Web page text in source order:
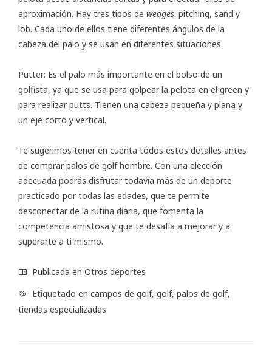
aproximación. Hay tres tipos de wedges: pitching, sand y
lob. Cada uno de ellos tiene diferentes ángulos de la
cabeza del palo y se usan en diferentes situaciones.
Putter: Es el palo más importante en el bolso de un
golfista, ya que se usa para golpear la pelota en el green y
para realizar putts. Tienen una cabeza pequeña y plana y
un eje corto y vertical.
Te sugerimos tener en cuenta todos estos detalles antes
de comprar palos de golf hombre. Con una elección
adecuada podrás disfrutar todavía más de un deporte
practicado por todas las edades, que te permite
desconectar de la rutina diaria, que fomenta la
competencia amistosa y que te desafía a mejorar y a
superarte a ti mismo.
Publicada en Otros deportes
Etiquetado en campos de golf, golf, palos de golf,
tiendas especializadas